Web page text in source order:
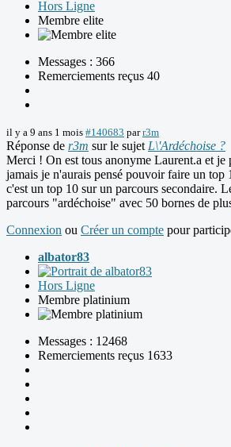
Hors Ligne
Membre elite
Messages : 366
Remerciements reçus 40
il y a 9 ans 1 mois #140683 parr3m
Réponse de r3m sur le sujet L\'Ardéchoise ?
Merci ! On est tous anonyme Laurent.a et je
jamais je n'aurais pensé pouvoir faire un top
c'est un top 10 sur un parcours secondaire.
parcours "ardéchoise" avec 50 bornes de
Connexion ou Créer un compte pour
albator83
Hors Ligne
Membre platinium
Messages : 12468
Remerciements reçus 1633